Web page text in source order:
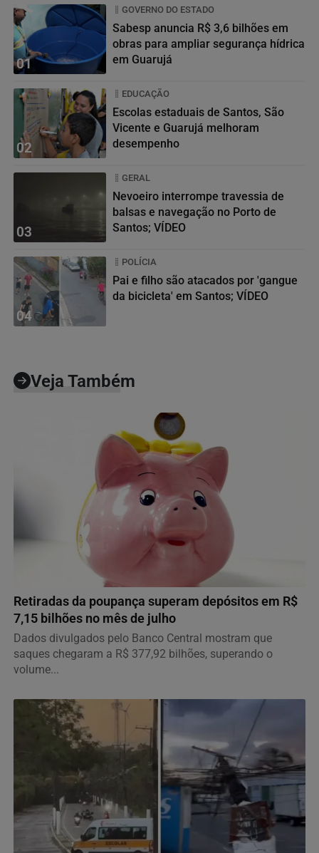
01
GOVERNO DO ESTADO
Sabesp anuncia R$ 3,6 bilhões em
obras para ampliar segurança hídrica
em Guarujá
02
EDUCAÇÃO
Escolas estaduais de Santos, São
Vicente e Guarujá melhoram
desempenho
03
GERAL
Nevoeiro interrompe travessia de
balsas e navegação no Porto de
Santos; VÍDEO
04
POLÍCIA
Pai e filho são atacados por 'gangue
da bicicleta' em Santos; VÍDEO
Veja Também
Retiradas da poupança superam depósitos em R$
7,15 bilhões no mês de julho
Dados divulgados pelo Banco Central mostram que
saques chegaram a R$ 377,92 bilhões, superando o
volume...